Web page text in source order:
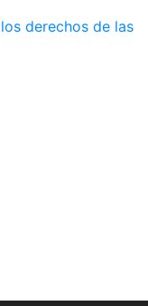
derechos de las